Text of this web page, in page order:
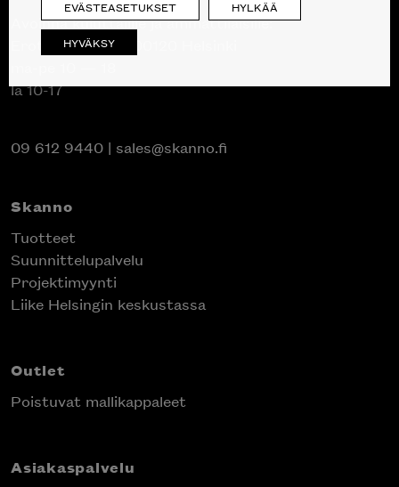
Avoinna kuluttajille ja ammattilaisille:
Erottajankatu 2, 00120 Helsinki
la 10-17
09 612 9440 | sales@skanno.fi
Skanno
Tuotteet
Suunnittelupalvelu
Projektimyynti
Liike Helsingin keskustassa
Outlet
Poistuvat mallikappaleet
Asiakaspalvelu
EVÄSTEASETUKSET HYLKÄÄ
HYVÄKSY